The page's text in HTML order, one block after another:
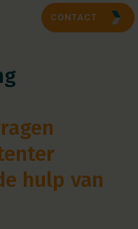
CONTACT
hulp van